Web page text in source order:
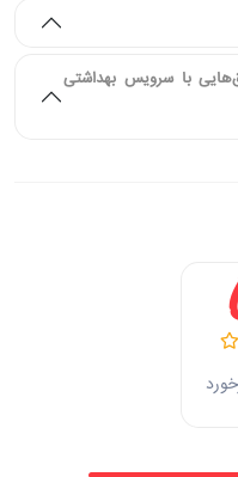
با سرویس بهداشتی